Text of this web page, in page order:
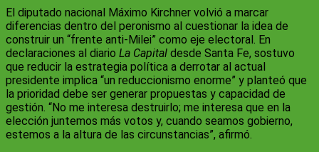
El diputado nacional Máximo Kirchner volvió a marcar
diferencias dentro del peronismo al cuestionar la idea de
construir un “frente anti-Milei” como eje electoral. En
declaraciones al diario La Capital desde Santa Fe, sostuvo
que reducir la estrategia política a derrotar al actual
presidente implica “un reduccionismo enorme” y planteó que
la prioridad debe ser generar propuestas y capacidad de
gestión. “No me interesa destruirlo; me interesa que en la
elección juntemos más votos y, cuando seamos gobierno,
estemos a la altura de las circunstancias”, afirmó.